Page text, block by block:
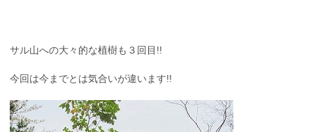
サル山への大々的な植樹も３回目!!
今回は今までとは気合いが違います!!